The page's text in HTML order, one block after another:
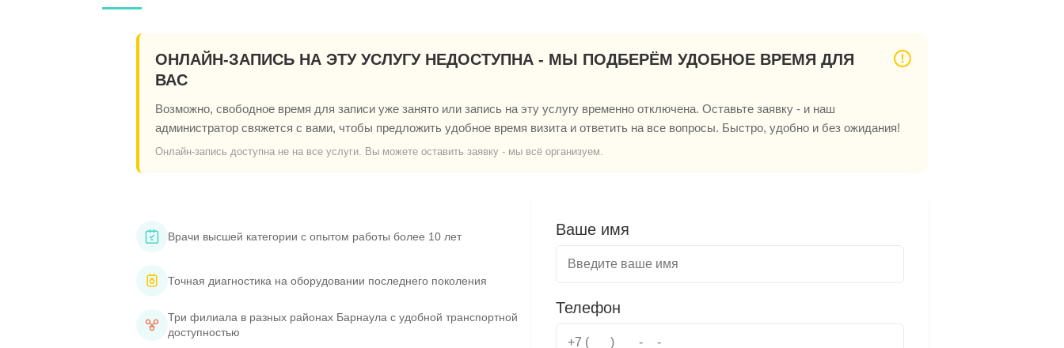
ОНЛАЙН-ЗАПИСЬ НА ЭТУ УСЛУГУ НЕДОСТУПНА - МЫ ПОДБЕРЁМ УДОБНОЕ ВРЕМЯ ДЛЯ
ВАС
Возможно, свободное время для записи уже занято или запись на эту услугу временно отключена. Оставьте заявку - и наш
администратор свяжется с вами, чтобы предложить удобное время визита и ответить на все вопросы. Быстро, удобно и без ожидания!
Онлайн-запись доступна не на все услуги. Вы можете оставить заявку - мы всё организуем.
Врачи высшей категории с опытом работы более 10 лет
Точная диагностика на оборудовании последнего поколения
Три филиала в разных районах Барнаула с удобной транспортной
доступностью
Ваше имя
Телефон